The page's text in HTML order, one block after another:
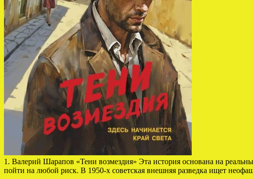
1. Валерий Шарапов «Тени возмездия» Эта история основана на
пойти на любой риск. В 1950-х советская внешняя разведка ищет